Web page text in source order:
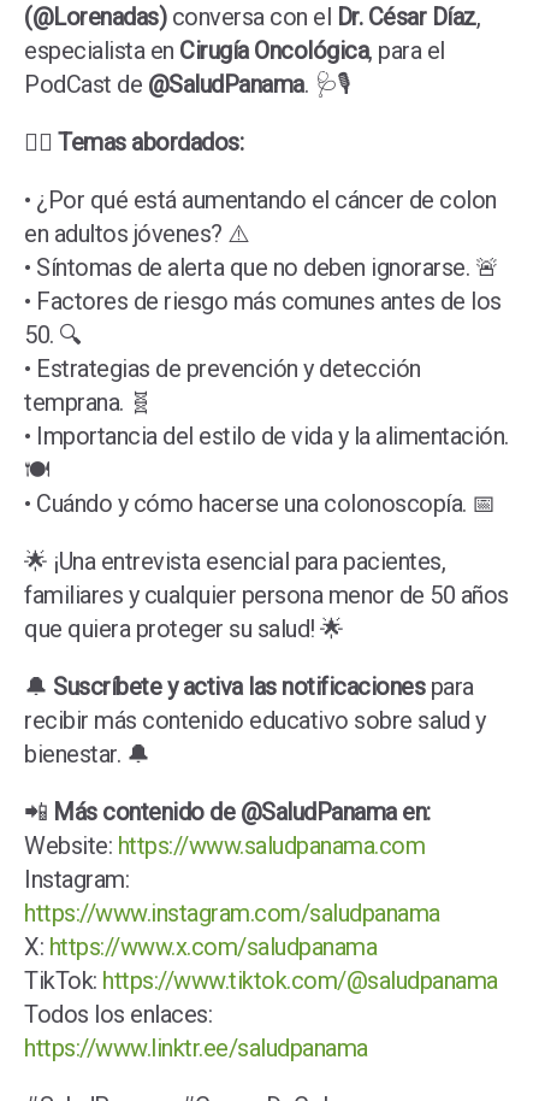
(@Lorenadas)conversa con el Dr. César Díaz,
especialista en Cirugía Oncológica, para el
PodCast de @SaludPanama. 🩺🎙️
👨‍⚕️ Temas abordados:
• ¿Por qué está aumentando el cáncer de colon
en adultos jóvenes? ⚠️
• Síntomas de alerta que no deben ignorarse. 🚨
• Factores de riesgo más comunes antes de los
50. 🔍
• Estrategias de prevención y detección
temprana. 🧬
• Importancia del estilo de vida y la alimentación.
🍽️
• Cuándo y cómo hacerse una colonoscopía. 📅
🌟 ¡Una entrevista esencial para pacientes,
familiares y cualquier persona menor de 50 años
que quiera proteger su salud! 🌟
🔔 Suscríbete y activa las notificacionespara
recibir más contenido educativo sobre salud y
bienestar. 🔔
📲 Más contenido de @SaludPanama en:
Website: https://www.saludpanama.com
Instagram:
https://www.instagram.com/saludpanama
X: https://www.x.com/saludpanama
TikTok: https://www.tiktok.com/@saludpanama
Todos los enlaces:
https://www.linktr.ee/saludpanama